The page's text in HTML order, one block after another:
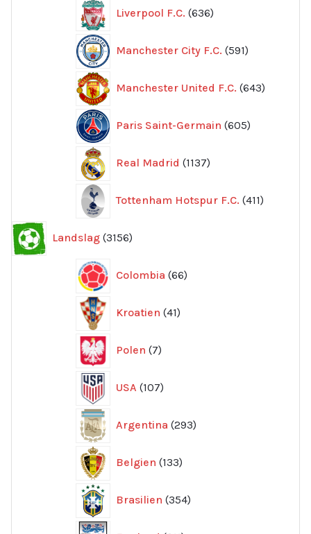
Liverpool F.C. 636
produkter
Manchester City F.C. 591
produkter
Manchester United F.C. 643
Paris Saint-Germain 605
produkter
Real Madrid 1137
produkter
Tottenham Hotspur F.C. 411
produkter
Landslag 3156
produkter
Colombia 66
produkter
Kroatien 41
produkter
Polen 7
produkter
USA 107
produkter
Argentina 293
produkter
Belgien 133
produkter
Brasilien 354
produkter